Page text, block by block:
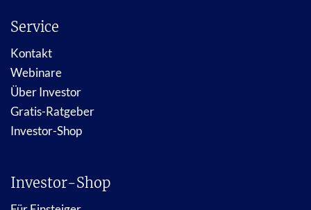
Service
Kontakt
Webinare
Über Investor
Gratis-Ratgeber
Investor-Shop
Investor-Shop